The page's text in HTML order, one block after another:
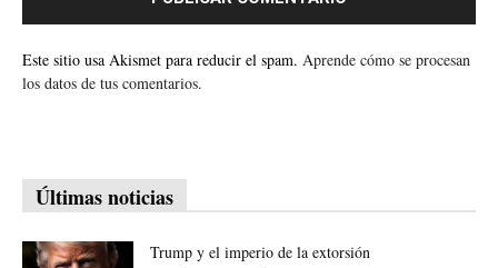
Este sitio usa Akismet para reducir el spam. Aprende cómo se procesan
los datos de tus comentarios.
Últimas noticias
Trump y el imperio de la extorsión